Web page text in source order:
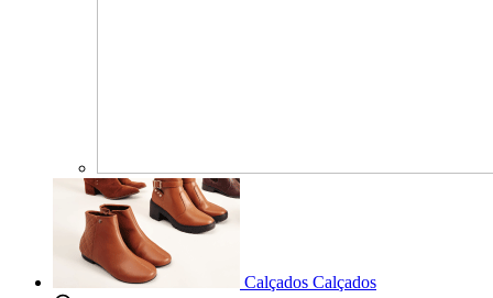
Calçados Calçados